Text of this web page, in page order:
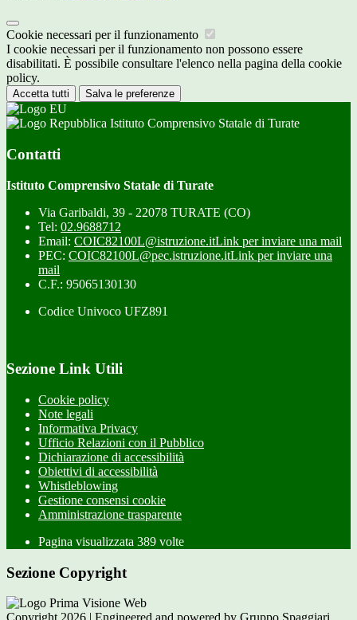
Cookie necessari per il funzionamento
I cookie necessari per il funzionamento non possono essere
disabilitati. È possibile consultare l'elenco nella pagina della cookie
policy.
Accetta tutti Salva le preferenze
Istituto Comprensivo Statale di Turate
Contatti
Istituto Comprensivo Statale di Turate
Via Garibaldi, 39 - 22078 TURATE (CO)
Tel: 02.9688712
Email: COIC82100L@istruzione.itLink per inviare una mail
PEC: COIC82100L@pec.istruzione.itLink per inviare una
mail
C.F.: 95065130130
Codice Univoco UFZ891
Sezione Link Utili
Cookie policy
Note legali
Informativa Privacy
Ufficio Relazioni con il Pubblico
Dichiarazione di accessibilità
Obiettivi di accessibilità
Whistleblowing
Gestione consensi cookie
Amministrazione trasparente
Pagina visualizzata 389 volte
Sezione Copyright